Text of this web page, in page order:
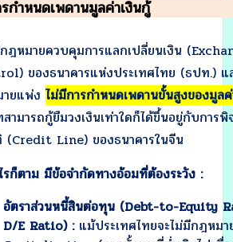
กำหนดเพดานมูลค่าเงินกู้
ฎหมายควบคุมการแลกเปลี่ยนเงิน
ของธนาคารแห่งประเทศไทย (ธปท.) แ
ยแพ่ง ไม่มีการกำหนดเพดานขั้นสูงของมูล
ามารถกู้ยืมวงเงินเท่าใดก็ได้ขึ้นอยู่กับการพิ
(Credit Line) ของธนาคารในจีน
รก็ตาม มีข้อจำกัดทางอ้อมที่ต้องระวัง :
อัตราส่วนหนี้สินต่อทุน (Debt-to-Equity
D/E Ratio) :แม้ประเทศไทยจะไม่มีกฎหม